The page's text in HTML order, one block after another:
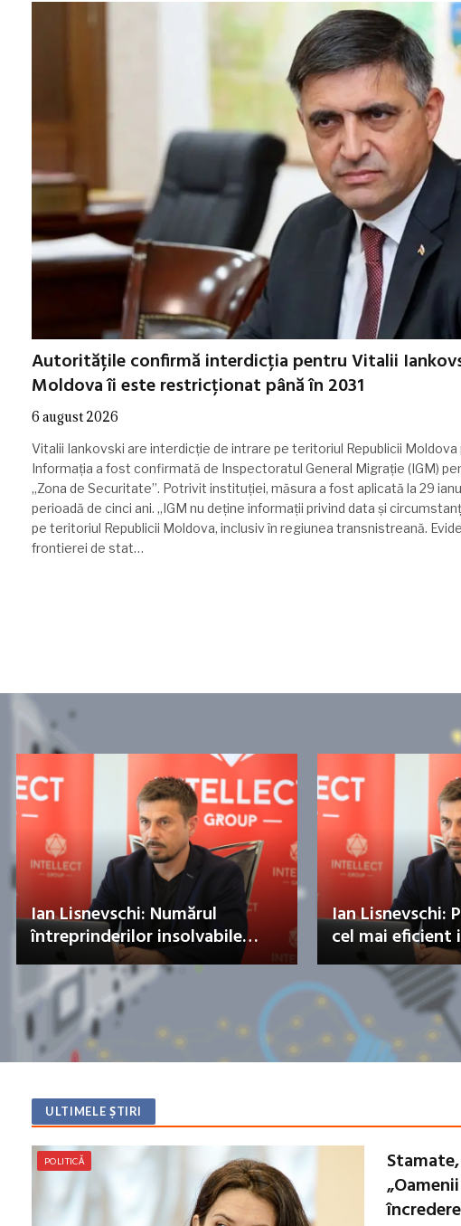
Autoritățile confirmă interdicția pentru Vitalii
Moldova îi este restricționat până în 2031
6 august 2026
Vitalii Iankovski are interdicție de intrare pe teritoriul Republicii Moldova
Informația a fost confirmată de Inspectoratul General Migrație (IGM)
„Zona de Securitate”. Potrivit instituției, măsura a fost aplicată la 29
perioadă de cinci ani. „IGM nu deține informații privind data și
pe teritoriul Republicii Moldova, inclusiv în regiunea transnistreană.
frontierei de stat…
Blocajul Strâmtorii Ormuz
perturbă comerțul global:
experții avertizează asupra
unor efecte de durată
Şansele lui
lupta pentru
al Găgăuziei
ULTIMELE ȘTIRI
POLITICĂ